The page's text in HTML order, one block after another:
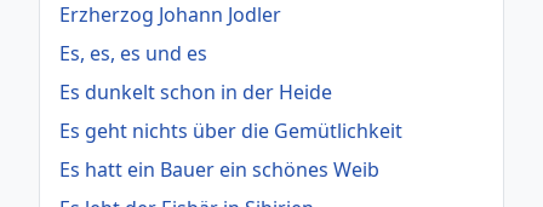
Erzherzog Johann Jodler
Es, es, es und es
Es dunkelt schon in der Heide
Es geht nichts über die Gemütlichkeit
Es hatt ein Bauer ein schönes Weib